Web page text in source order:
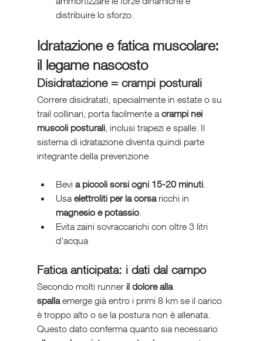
distribuire lo sforzo.
Idratazione e fatica muscolare:
il legame nascosto
Disidratazione = crampi posturali
Correre disidratati, specialmente in estate o su
trail collinari, porta facilmente a crampi nei
muscoli posturali, inclusi trapezi e spalle. Il
sistema di idratazione diventa quindi parte
integrante della prevenzione
Bevi a piccoli sorsi ogni 15-20 minuti.
Usa elettroliti per la corsa ricchi in
magnesio e potassio.
Evita zaini sovraccarichi con oltre 3 litri
d’acqua
Fatica anticipata: i dati dal campo
Secondo molti runner il dolore alla
spalla emerge già entro i primi 8 km se il carico
è troppo alto o se la postura non è allenata.
Questo dato conferma quanto sia necessario